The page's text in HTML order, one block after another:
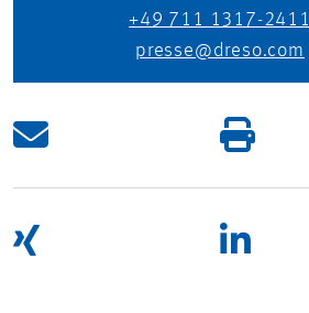
+49 711 1317-2411
presse@dreso.com